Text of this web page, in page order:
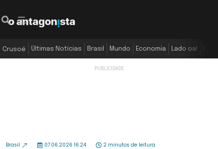
Crusoé Últimas Notícias Brasil Mundo Economia Lado oa!
Brasil 07.06.2026 16:24 2 minutos de leitura